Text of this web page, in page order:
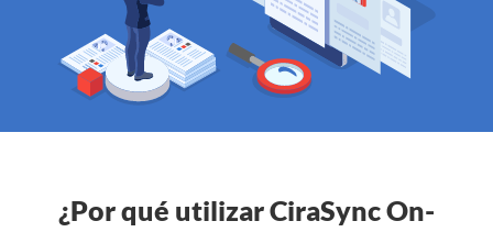
¿Por qué utilizar CiraSync On-